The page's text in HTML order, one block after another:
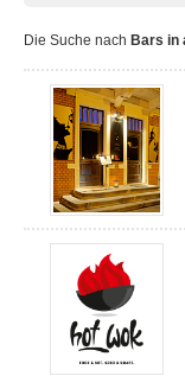
Die Suche nach Bars in